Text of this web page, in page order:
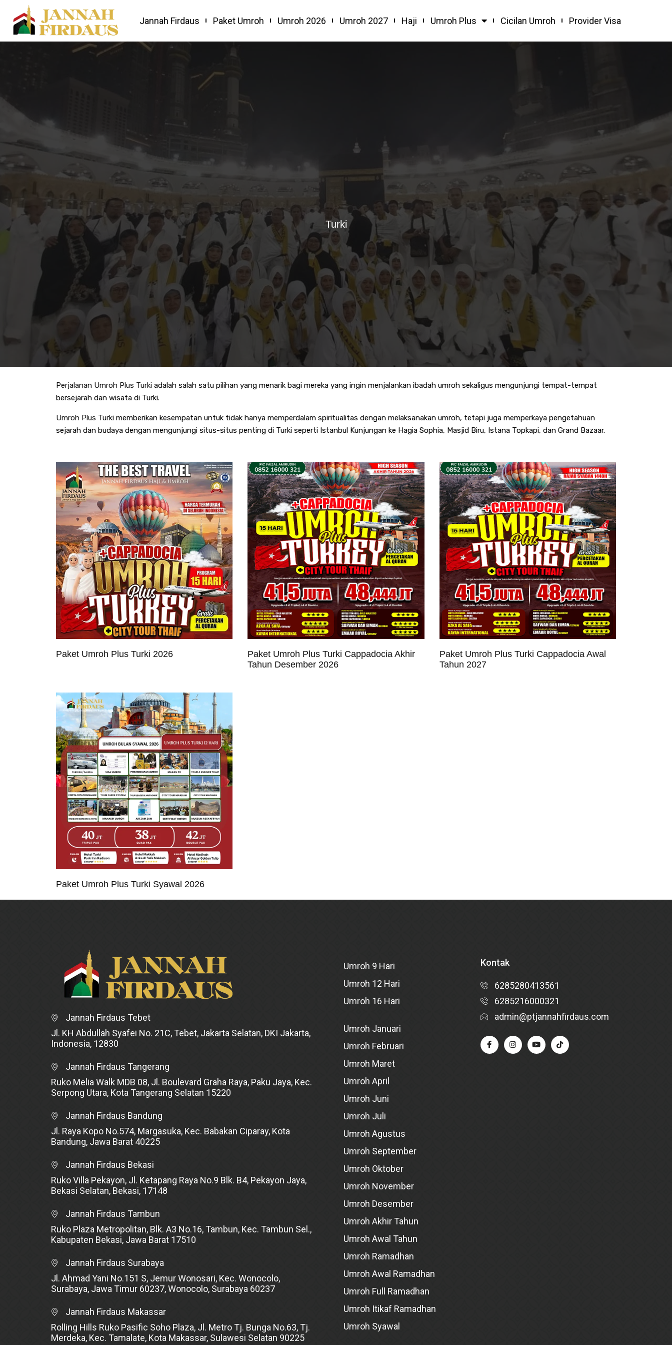
Jannah Firdaus Paket Umroh Umroh 2026 Umroh 2027 Haji Umroh Plus Cicilan Umroh Provider Visa
Turki
Perjalanan Umroh Plus Turki adalah salah satu pilihan yang menarik bagi mereka yang ingin menjalankan ibadah umroh sekaligus mengunjungi tempat-tempat
bersejarah dan wisata di Turki.
Umroh Plus Turki memberikan kesempatan untuk tidak hanya memperdalam spiritualitas dengan melaksanakan umroh, tetapi juga memperkaya pengetahuan
sejarah dan budaya dengan mengunjungi situs-situs penting di Turki seperti Istanbul Kunjungan ke Hagia Sophia, Masjid Biru, Istana Topkapi, dan Grand Bazaar.
Paket Umroh Plus Turki 2026
Paket Umroh Plus Turki Cappadocia Akhir
Tahun Desember 2026
Paket Umroh Plus Turki Cappadocia Awal
Tahun 2027
Paket Umroh Plus Turki Syawal 2026
Jannah Firdaus Tebet
Jl. KH Abdullah Syafei No. 21C, Tebet, Jakarta Selatan, DKI Jakarta,
Indonesia, 12830
Jannah Firdaus Tangerang
Ruko Melia Walk MDB 08, Jl. Boulevard Graha Raya, Paku Jaya, Kec.
Serpong Utara, Kota Tangerang Selatan 15220
Jannah Firdaus Bandung
Jl. Raya Kopo No.574, Margasuka, Kec. Babakan Ciparay, Kota
Bandung, Jawa Barat 40225
Jannah Firdaus Bekasi
Ruko Villa Pekayon, Jl. Ketapang Raya No.9 Blk. B4, Pekayon Jaya,
Bekasi Selatan, Bekasi, 17148
Jannah Firdaus Tambun
Ruko Plaza Metropolitan, Blk. A3 No.16, Tambun, Kec. Tambun Sel.,
Kabupaten Bekasi, Jawa Barat 17510
Jannah Firdaus Surabaya
Jl. Ahmad Yani No.151 S, Jemur Wonosari, Kec. Wonocolo,
Surabaya, Jawa Timur 60237, Wonocolo, Surabaya 60237
Jannah Firdaus Makassar
Rolling Hills Ruko Pasific Soho Plaza, Jl. Metro Tj. Bunga No.63, Tj.
Merdeka, Kec. Tamalate, Kota Makassar, Sulawesi Selatan 90225
Umroh 9 Hari
Umroh 12 Hari
Umroh 16 Hari
Umroh Januari
Umroh Februari
Umroh Maret
Umroh April
Umroh Juni
Umroh Juli
Umroh Agustus
Umroh September
Umroh Oktober
Umroh November
Umroh Desember
Umroh Akhir Tahun
Umroh Awal Tahun
Umroh Ramadhan
Umroh Awal Ramadhan
Umroh Full Ramadhan
Umroh Itikaf Ramadhan
Umroh Syawal
Kontak
6285280413561
6285216000321
admin@ptjannahfirdaus.com